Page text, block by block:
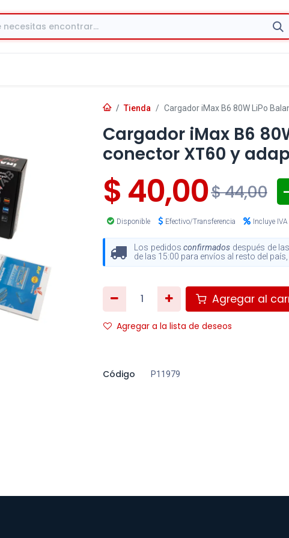
Tienda Cargador iMax B6 80W LiPo
Cargador iMax B6
conector XT60 y
$40,00$44,00
Disponible Efectivo/Transferencia Incluye IVA
Los pedidosconfirmados después de
de las 15:00 para envíos al resto del
Agregar al
Agregar a la lista de deseos
Código P11979